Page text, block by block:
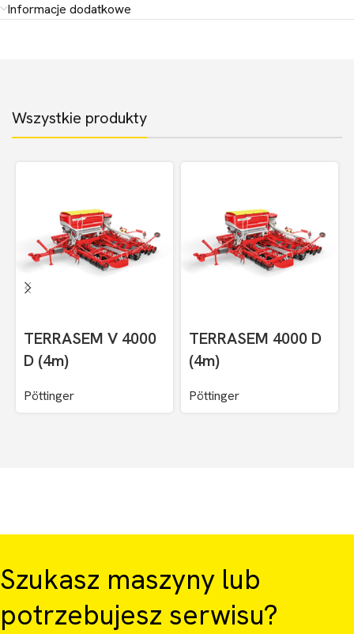
Informacje dodatkowe
Wszystkie produkty
TERRASEM V 4000
D (4m)
Pöttinger
TERRASEM 4000 D
(4m)
Pöttinger
Szukasz maszyny lub
potrzebujesz serwisu?